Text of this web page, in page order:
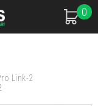
0
Link-2